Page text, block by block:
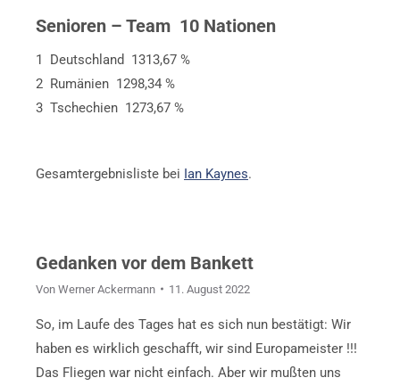
Senioren – Team 10 Nationen
1 Deutschland 1313,67 %
2 Rumänien 1298,34 %
3 Tschechien 1273,67 %
Gesamtergebnisliste bei Ian Kaynes.
Gedanken vor dem Bankett
Von Werner Ackermann 11. August 2022
So, im Laufe des Tages hat es sich nun bestätigt: Wir
haben es wirklich geschafft, wir sind Europameister !!!
Das Fliegen war nicht einfach. Aber wir mußten uns